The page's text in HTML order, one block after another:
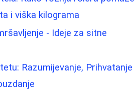
i viška kilograma
- Ideje za sitne
Razumijevanje, Prihvatanje